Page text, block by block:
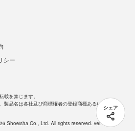
シェア
シー
を禁じます。
製品名は各社及び商標権者の登録商標あるいは商標で
Shoeisha Co., Ltd. All rights reserved. ver.1.5